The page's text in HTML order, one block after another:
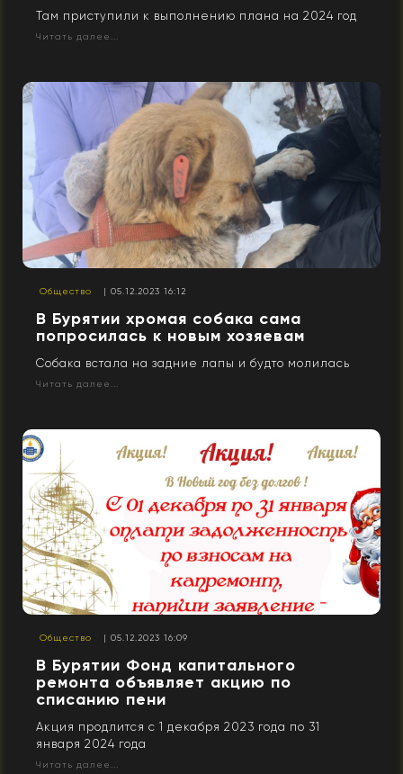
Там приступили к выполнению плана на 2024 год
Читать далее...
Общество | 05.12.2023 16:12
В Бурятии хромая собака сама
попросилась к новым хозяевам
Собака встала на задние лапы и будто молилась
Читать далее...
Общество | 05.12.2023 16:09
В Бурятии Фонд капитального
ремонта объявляет акцию по
списанию пени
Акция продлится с 1 декабря 2023 года по 31
января 2024 года
Читать далее...